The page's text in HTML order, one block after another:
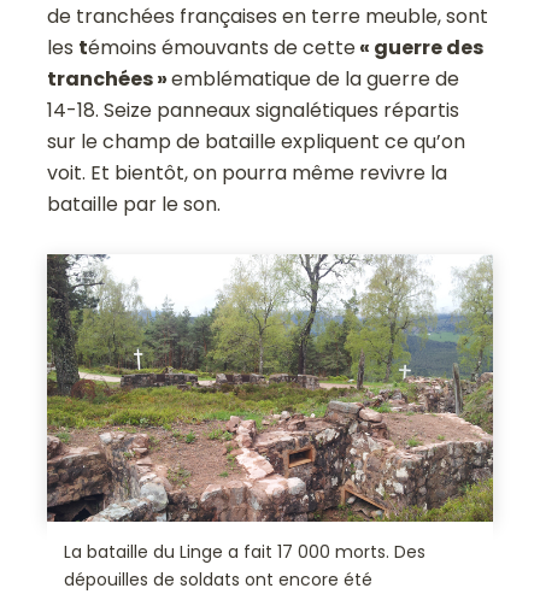
de tranchées françaises en terre meuble, sont
les témoins émouvants de cette« guerre des
tranchées »emblématique de la guerre de
14-18. Seize panneaux signalétiques répartis
sur le champ de bataille expliquent ce qu’on
voit. Et bientôt, on pourra même revivre la
bataille par le son.
La bataille du Linge a fait 17 000 morts. Des
dépouilles de soldats ont encore été